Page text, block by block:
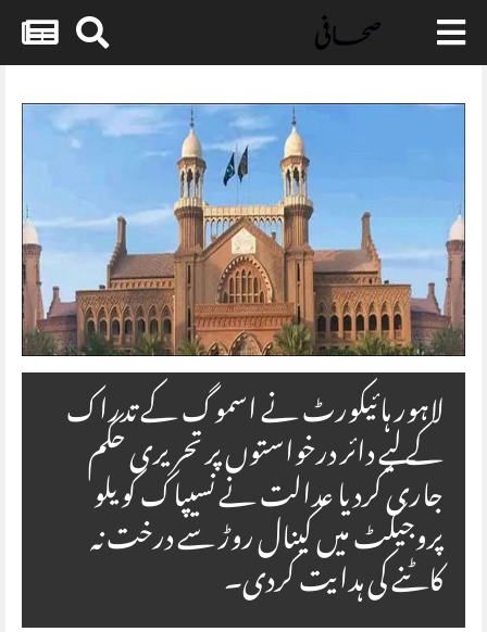
Skip
content
لاہور ہائیکورٹ نے اسموگ کے تدراک
کے لیے دائر درخواستوں پر تحریری حکم
جاری کردیا عدالت نے نسیپاک کو یلو
پروجیکٹ میں کینال روڑ سے درخت نہ
کاٹنے کی ہدایت کردی۔